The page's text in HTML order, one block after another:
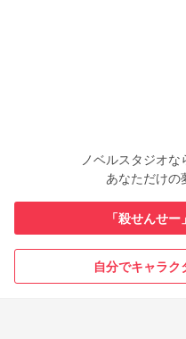
ノベルスタジオな
あなただけの
「殺せんせ
自分でキャラ